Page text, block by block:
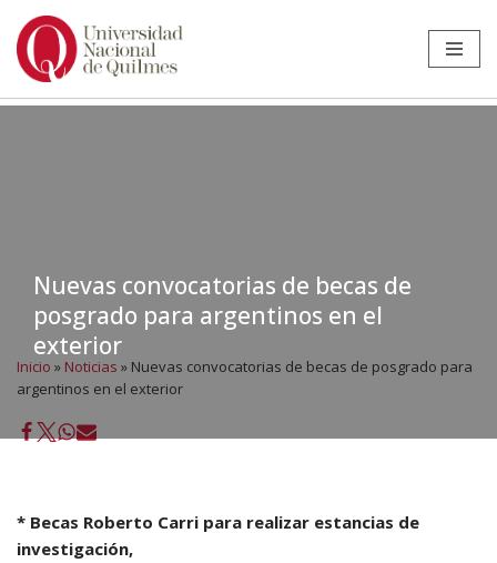
Ir
Nuevas convocatorias de becas de
posgrado para argentinos en el
exterior
Inicio » Noticias » Nuevas convocatorias de becas de posgrado para
argentinos en el exterior
* Becas Roberto Carri para realizar estancias de
investigación,